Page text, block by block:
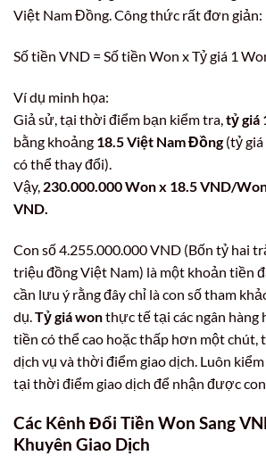
Việt Nam Đồng. Công thức rất đơn giản:
Số tiền VND = Số tiền Won x Tỷ giá 1
Ví dụ minh họa:
Giả sử, tại thời điểm bạn kiểm tra, tỷ giá
bằng khoảng 18.5 Việt Nam Đồng(tỷ giá
có thể thay đổi).
Vậy, 230.000.000 Won x 18.5 VND/
VND.
Con số 4.255.000.000 VND (Bốn tỷ hai
triệu đồng Việt Nam) là một khoản tiền
cần lưu ý rằng đây chỉ là con số tham
dụ. Tỷ giá wonthực tế tại các ngân hàng
tiền có thể cao hoặc thấp hơn một chút,
dịch vụ và thời điểm giao dịch. Luôn
tại thời điểm giao dịch để nhận được con
Các Kênh Đổi Tiền Won Sang
Khuyên Giao Dịch